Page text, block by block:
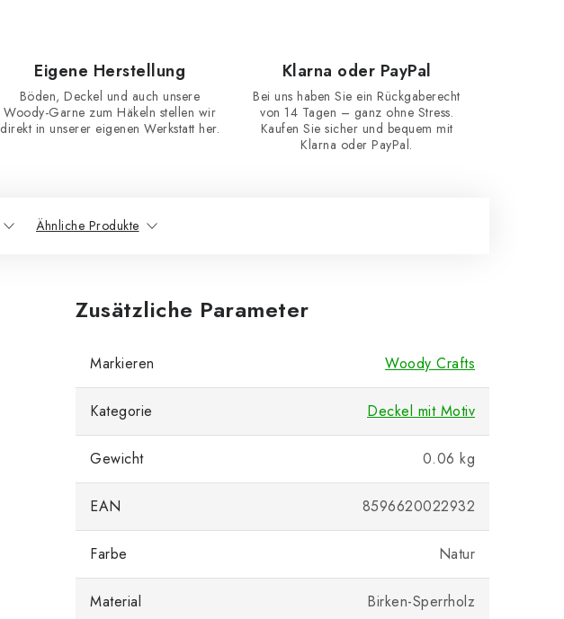
Eigene Herstellung
Böden, Deckel und auch unsere
Woody-Garne zum Häkeln stellen wir
direkt in unserer eigenen Werkstatt her.
Klarna oder PayPal
Bei uns haben Sie ein Rückgaberecht
von 14 Tagen – ganz ohne Stress.
Kaufen Sie sicher und bequem mit
Klarna oder PayPal.
Ähnliche Produkte
Zusätzliche Parameter
Markieren Woody Crafts
Kategorie Deckel mit Motiv
Gewicht 0.06 kg
EAN 8596620022932
Farbe Natur
Material Birken-Sperrholz